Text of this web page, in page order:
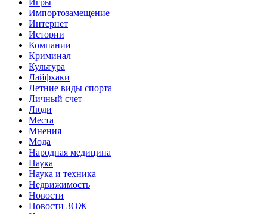
Импортозамещение
Интернет
Истории
Компании
Криминал
Культура
Лайфхаки
Летние виды спорта
Личный счет
Люди
Места
Мнения
Мода
Народная медицина
Наука
Наука и техника
Недвижимость
Новости
Новости ЗОЖ